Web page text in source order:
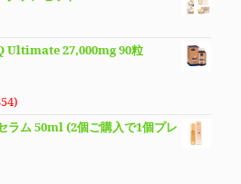
Ultimate 27,000mg 90粒
)
ラム 50ml (2個ご購入で1個プレ